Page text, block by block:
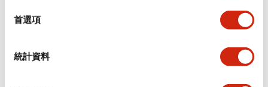
首選項
統計資料
顯示全部+